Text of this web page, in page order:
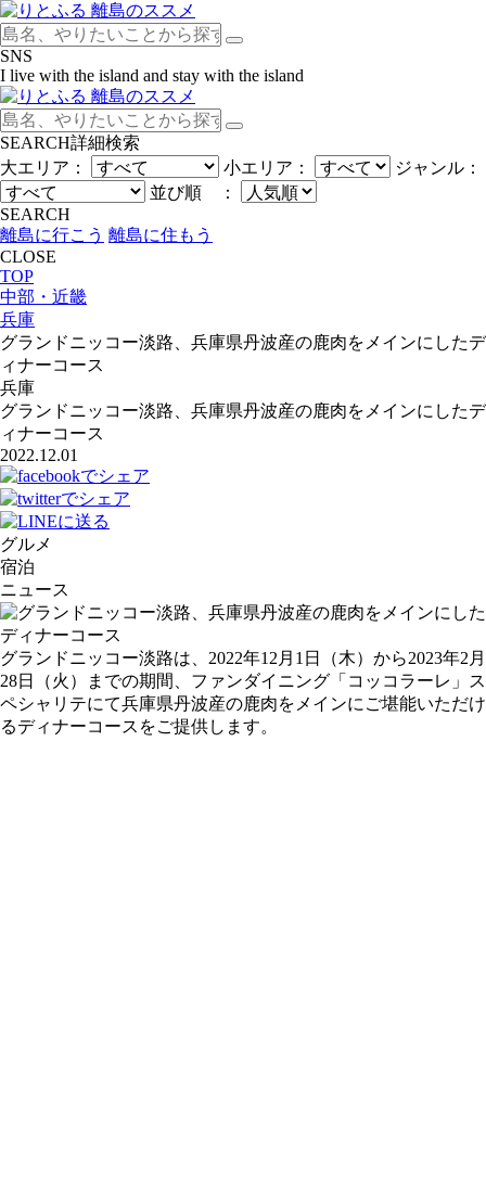
SNS
I live with the island and stay with the island
SEARCH詳細検索
大エリア：
小エリア：
ジャンル：
並び順 ：
SEARCH
離島に行こう 離島に住もう
CLOSE
TOP
中部・近畿
兵庫
グランドニッコー淡路、兵庫県丹波産の鹿肉をメインにしたデ
ィナーコース
兵庫
グランドニッコー淡路、兵庫県丹波産の鹿肉をメインにしたデ
ィナーコース
2022.12.01
グルメ
宿泊
ニュース
グランドニッコー淡路は、2022年12月1日（木）から2023年2月
28日（火）までの期間、ファンダイニング「コッコラーレ」ス
ペシャリテにて兵庫県丹波産の鹿肉をメインにご堪能いただけ
るディナーコースをご提供します。